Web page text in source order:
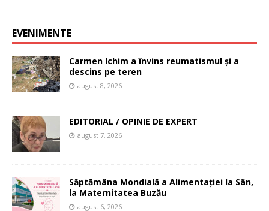
EVENIMENTE
Carmen Ichim a învins reumatismul și a
descins pe teren
august 8, 2026
EDITORIAL / OPINIE DE EXPERT
august 7, 2026
Săptămâna Mondială a Alimentației la Sân,
la Maternitatea Buzău
august 6, 2026